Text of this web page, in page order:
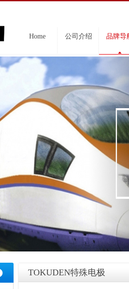
Home 公司介绍 品牌导
TOKUDEN特殊电极